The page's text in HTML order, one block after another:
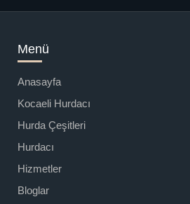
Menü
Anasayfa
Kocaeli Hurdacı
Hurda Çeşitleri
Hurdacı
Hizmetler
Bloglar